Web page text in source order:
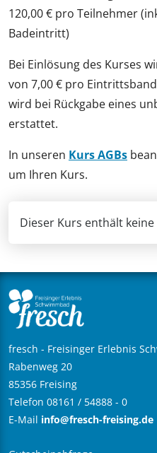
120,00 € pro Teilnehmer
Badeintritt)
Bei Einlösung des Kurses
von 7,00 € pro
wird bei Rückgabe eines
erstattet.
In unseren Kurs AGBs
um Ihren Kurs.
Dieser Kurs enthält keine
fresch - Freisinger Erlebnis
Rabenweg 20
85356 Freising
Telefon 08161 / 54888 - 0
E-Mail info@fresch-freising.de